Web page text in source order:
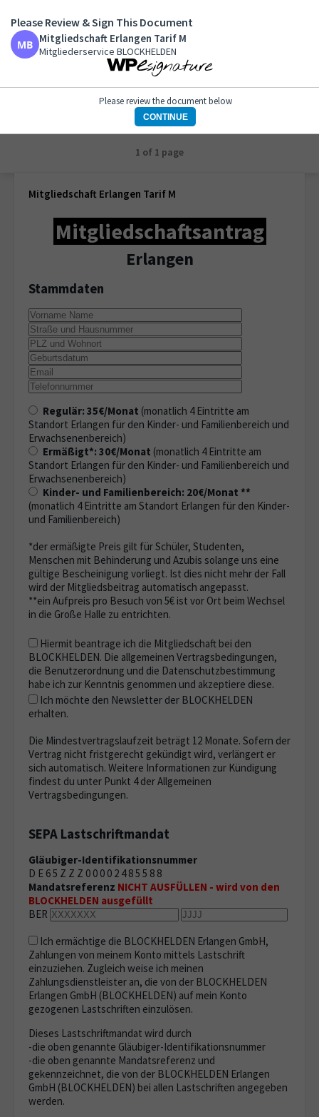
Mitgliedschaft Erlangen Tarif M
Mitgliederservice BLOCKHELDEN
1 of 1 page
Mitgliedschaft Erlangen Tarif M
Mitgliedschaftsantrag
Erlangen
Stammdaten
Regulär: 35€/Monat (monatlich 4 Eintritte am
Standort Erlangen für den Kinder- und Familienbereich und
Erwachsenenbereich)
Ermäßigt*: 30€/Monat (monatlich 4 Eintritte am
Standort Erlangen für den Kinder- und Familienbereich und
Erwachsenenbereich)
Kinder- und Familienbereich: 20€/Monat **
(monatlich 4 Eintritte am Standort Erlangen für den Kinder-
und Familienbereich)
*der ermäßigte Preis gilt für Schüler, Studenten,
Menschen mit Behinderung und Azubis solange uns eine
gültige Bescheinigung vorliegt. Ist dies nicht mehr der Fall
wird der Mitgliedsbeitrag automatisch angepasst.
**ein Aufpreis pro Besuch von 5€ ist vor Ort beim Wechsel
in die Große Halle zu entrichten.
Hiermit beantrage ich die Mitgliedschaft bei den
BLOCKHELDEN. Die allgemeinen Vertragsbedingungen,
die Benutzerordnung und die Datenschutzbestimmung
habe ich zur Kenntnis genommen und akzeptiere diese.
Ich möchte den Newsletter der BLOCKHELDEN
erhalten.
Die Mindestvertragslaufzeit beträgt 12 Monate. Sofern der
Vertrag nicht fristgerecht gekündigt wird, verlängert er
sich automatisch. Weitere Informationen zur Kündigung
findest du unter Punkt 4 der Allgemeinen
Vertragsbedingungen.
SEPA Lastschriftmandat
Gläubiger-Identifikationsnummer
D E 6 5 Z Z Z 0 0 0 0 2 4 8 5 5 8 8
Mandatsreferenz NICHT AUSFÜLLEN - wird von den
BLOCKHELDEN ausgefüllt
BER
Ich ermächtige die BLOCKHELDEN Erlangen GmbH,
Zahlungen von meinem Konto mittels Lastschrift
einzuziehen. Zugleich weise ich meinen
Zahlungsdienstleister an, die von der BLOCKHELDEN
Erlangen GmbH (BLOCKHELDEN) auf mein Konto
gezogenen Lastschriften einzulösen.
Dieses Lastschriftmandat wird durch
-die oben genannte Gläubiger-Identifikationsnummer
-die oben genannte Mandatsreferenz und
gekennzeichnet, die von der BLOCKHELDEN Erlangen
GmbH (BLOCKHELDEN) bei allen Lastschriften angegeben
werden.
Please Review & Sign This Document
Mitgliedschaft Erlangen Tarif M
Mitgliederservice BLOCKHELDEN
Please review the document below
CONTINUE